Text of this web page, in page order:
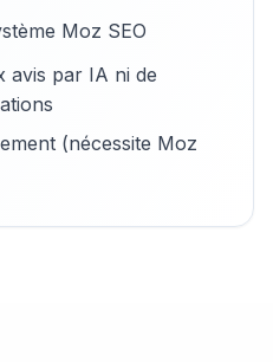
Moz SEO
avis par IA ni de
(nécessite Moz